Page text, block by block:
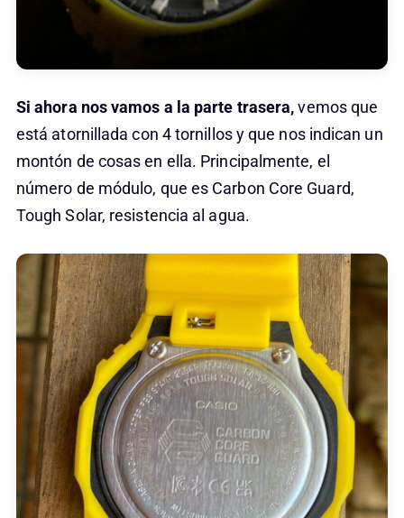
Si ahora nos vamos a la parte trasera,vemos que
está atornillada con 4 tornillos y que nos indican un
montón de cosas en ella. Principalmente, el
número de módulo, que es Carbon Core Guard,
Tough Solar, resistencia al agua.